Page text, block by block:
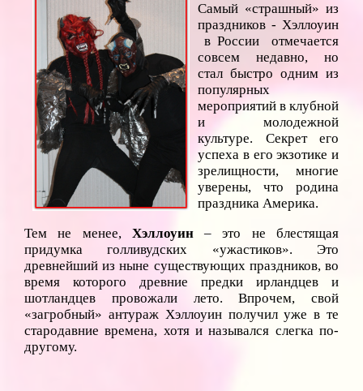
Самый «страшный» из
праздников - Хэллоуин
в России отмечается
совсем недавно, но
стал быстро одним из
популярных
мероприятий в клубной
и молодежной
культуре. Секрет его
успеха в его экзотике и
зрелищности, многие
уверены, что родина
праздника Америка.
Тем не менее, Хэллоуин– это не блестящая
придумка голливудских «ужастиков». Это
древнейший из ныне существующих праздников, во
время которого древние предки ирландцев и
шотландцев провожали лето. Впрочем, свой
«загробный» антураж Хэллоуин получил уже в те
стародавние времена, хотя и назывался слегка по-
другому.